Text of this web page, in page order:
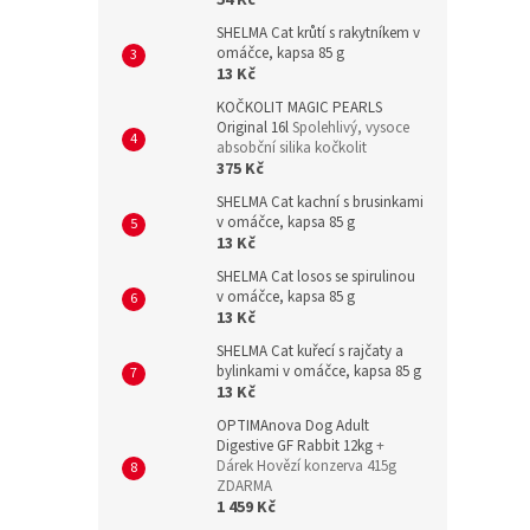
SHELMA Cat krůtí s rakytníkem v
omáčce, kapsa 85 g
13 Kč
KOČKOLIT MAGIC PEARLS
Original 16lSpolehlivý, vysoce
absobční silika kočkolit
375 Kč
SHELMA Cat kachní s brusinkami
v omáčce, kapsa 85 g
13 Kč
SHELMA Cat losos se spirulinou
v omáčce, kapsa 85 g
13 Kč
SHELMA Cat kuřecí s rajčaty a
bylinkami v omáčce, kapsa 85 g
13 Kč
OPTIMAnova Dog Adult
Digestive GF Rabbit 12kg+
Dárek Hovězí konzerva 415g
ZDARMA
1 459 Kč